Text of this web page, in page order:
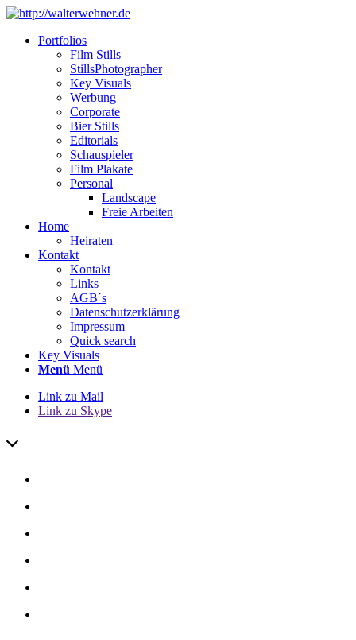
Portfolios
Film Stills
StillsPhotographer
Key Visuals
Werbung
Corporate
Bier Stills
Editorials
Schauspieler
Film Plakate
Personal
Landscape
Freie Arbeiten
Home
Heiraten
Kontakt
Kontakt
Links
AGB´s
Datenschutzerklärung
Impressum
Quick search
Key Visuals
Menü Menü
Link zu Mail
Link zu Skype